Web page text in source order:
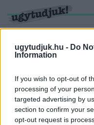
ugytudjuk.hu - Do
Information
If you wish to opt-out of
processing of your
targeted advertising by
section to confirm your
opt-out request is
KERESÉS
24 hír találató a(z)
Városgazdálkodási